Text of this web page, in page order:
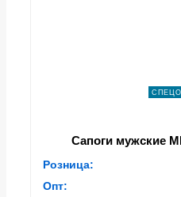
Сапоги мужские
Розница:
Опт: